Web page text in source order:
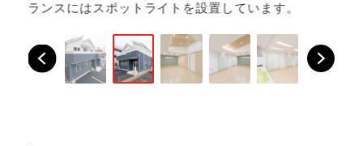
ランスにはスポットライトを設置しています。